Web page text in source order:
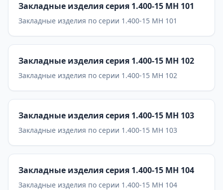
Закладные изделия серия 1.400-15 МН 101
Закладные изделия по серии 1.400-15 МН 101
Закладные изделия серия 1.400-15 МН 102
Закладные изделия по серии 1.400-15 МН 102
Закладные изделия серия 1.400-15 МН 103
Закладные изделия по серии 1.400-15 МН 103
Закладные изделия серия 1.400-15 МН 104
Закладные изделия по серии 1.400-15 МН 104